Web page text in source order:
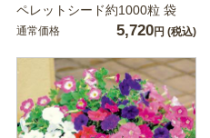
ペレットシード約1000粒 袋
通常価格 5,720円 (税込)